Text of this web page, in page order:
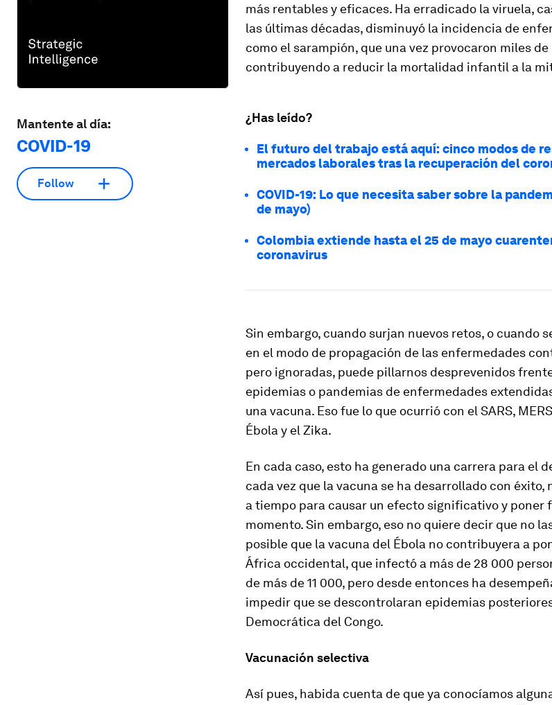
Mantente al día:
COVID-19
Follow
más rentables y eficaces. Ha erradicado la viruela,
las últimas décadas, disminuyó la incidencia de
como el sarampión, que una vez provocaron miles
contribuyendo a reducir la mortalidad infantil a la
¿Has leído?
El futuro del trabajo está aquí: cinco modos de
mercados laborales tras la recuperación del
COVID-19: Lo que necesita saber sobre la
de mayo)
Colombia extiende hasta el 25 de mayo
coronavirus
Sin embargo, cuando surjan nuevos retos, o cuando
en el modo de propagación de las enfermedades
pero ignoradas, puede pillarnos desprevenidos
epidemias o pandemias de enfermedades
una vacuna. Eso fue lo que ocurrió con el SARS,
Ébola y el Zika.
En cada caso, esto ha generado una carrera para el
cada vez que la vacuna se ha desarrollado con
a tiempo para causar un efecto significativo y poner
momento. Sin embargo, eso no quiere decir que no
posible que la vacuna del Ébola no contribuyera a
África occidental, que infectó a más de 28 000
de más de 11 000, pero desde entonces ha
impedir que se descontrolaran epidemias
Democrática del Congo.
Vacunación selectiva
Así pues, habida cuenta de que ya conocíamos